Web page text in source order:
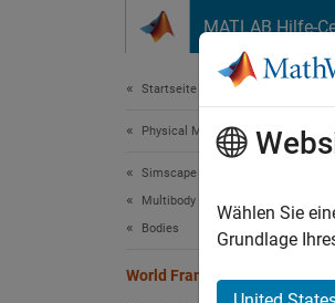
MATLAB Hilfe-
Startseite der Dokumentation
Physical Modeling
Simscape Multibody
Multibody Modeling
Bodies
World Frame
Wählen Sie
Grundlage